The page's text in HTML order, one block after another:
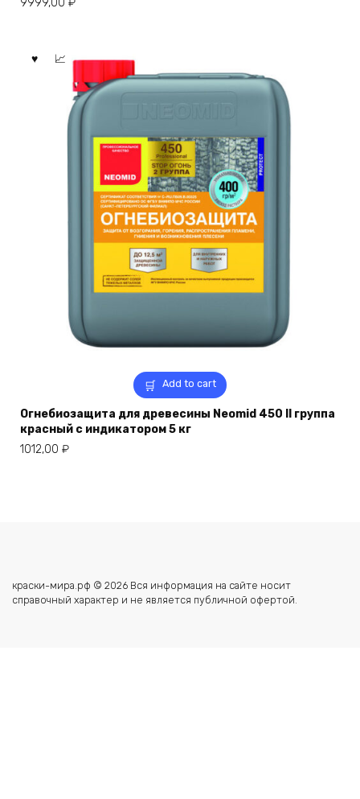
9999,00 ₽
Add to cart
Огнебиозащита для древесины Neomid 450 II группа
красный с индикатором 5 кг
1012,00 ₽
краски-мира.рф © 2026 Вся информация на сайте носит
справочный характер и не является публичной офертой.